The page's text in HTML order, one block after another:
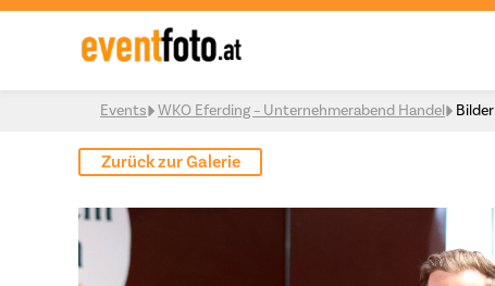
Skip to content
Events WKO Eferding – Unternehmerabend Handel Bilder
Zurück zur Galerie